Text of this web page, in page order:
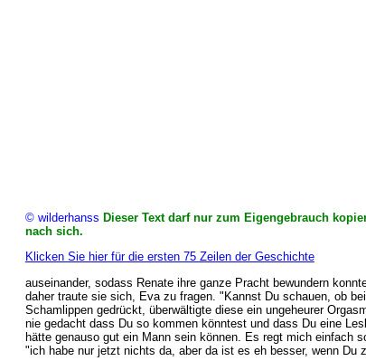
© wilderhanss Dieser Text darf nur zum Eigengebrauch
nach sich.
Klicken Sie hier für die ersten 75 Zeilen der Geschichte
auseinander, sodass Renate ihre ganze Pracht bewundern
daher traute sie sich, Eva zu fragen. "Kannst Du schauen, ob
Schamlippen gedrückt, überwältigte diese ein ungeheurer
nie gedacht dass Du so kommen könntest und dass Du eine
hätte genauso gut ein Mann sein können. Es regt mich einfach
"ich habe nur jetzt nichts da, aber da ist es eh besser, wenn